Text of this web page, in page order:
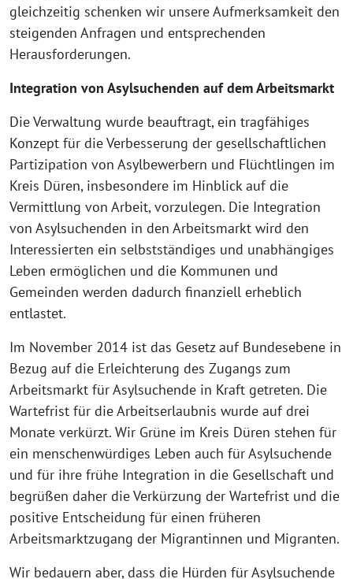
gleichzeitig schenken wir unsere Aufmerksamkeit den
steigenden Anfragen und entsprechenden
Herausforderungen.
Integration von Asylsuchenden auf dem Arbeitsmarkt
Die Verwaltung wurde beauftragt, ein tragfähiges
Konzept für die Verbesserung der gesellschaftlichen
Partizipation von Asylbewerbern und Flüchtlingen im
Kreis Düren, insbesondere im Hinblick auf die
Vermittlung von Arbeit, vorzulegen. Die Integration
von Asylsuchenden in den Arbeitsmarkt wird den
Interessierten ein selbstständiges und unabhängiges
Leben ermöglichen und die Kommunen und
Gemeinden werden dadurch finanziell erheblich
entlastet.
Im November 2014 ist das Gesetz auf Bundesebene in
Bezug auf die Erleichterung des Zugangs zum
Arbeitsmarkt für Asylsuchende in Kraft getreten. Die
Wartefrist für die Arbeitserlaubnis wurde auf drei
Monate verkürzt. Wir Grüne im Kreis Düren stehen für
ein menschenwürdiges Leben auch für Asylsuchende
und für ihre frühe Integration in die Gesellschaft und
begrüßen daher die Verkürzung der Wartefrist und die
positive Entscheidung für einen früheren
Arbeitsmarktzugang der Migrantinnen und Migranten.
Wir bedauern aber, dass die Hürden für Asylsuchende